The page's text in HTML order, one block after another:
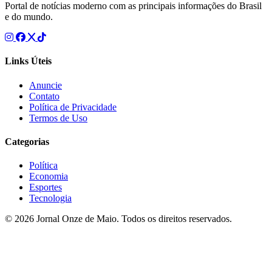
Portal de notícias moderno com as principais informações do Brasil
e do mundo.
Links Úteis
Anuncie
Contato
Política de Privacidade
Termos de Uso
Categorias
Política
Economia
Esportes
Tecnologia
© 2026 Jornal Onze de Maio. Todos os direitos reservados.